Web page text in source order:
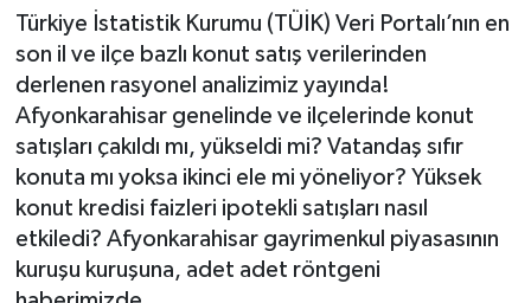
Türkiye İstatistik Kurumu (TÜİK) Veri Portalı’nın en
son il ve ilçe bazlı konut satış verilerinden
derlenen rasyonel analizimiz yayında!
Afyonkarahisar genelinde ve ilçelerinde konut
satışları çakıldı mı, yükseldi mi? Vatandaş sıfır
konuta mı yoksa ikinci ele mi yöneliyor? Yüksek
konut kredisi faizleri ipotekli satışları nasıl
etkiledi? Afyonkarahisar gayrimenkul piyasasının
kuruşu kuruşuna, adet adet röntgeni
Sağlık
Teknoloji
Kültür - Sanat
Yaşam
Son Dakika Haberleri
Haber Arşivi